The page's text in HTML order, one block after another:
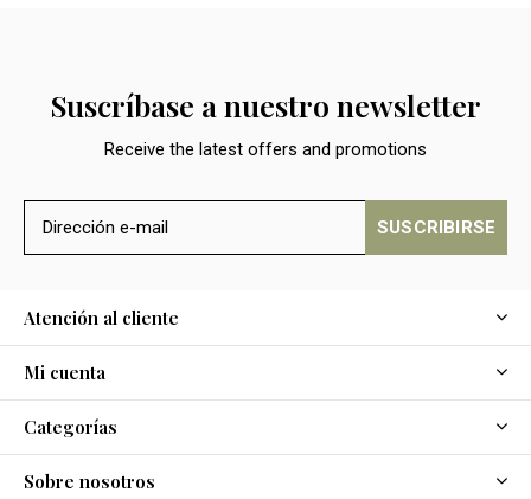
Suscríbase a nuestro newsletter
Receive the latest offers and promotions
SUSCRIBIRSE
Atención al cliente
Mi cuenta
Categorías
Sobre nosotros